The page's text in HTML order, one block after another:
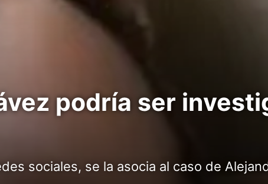
podría ser
sociales, se la asocia al caso de